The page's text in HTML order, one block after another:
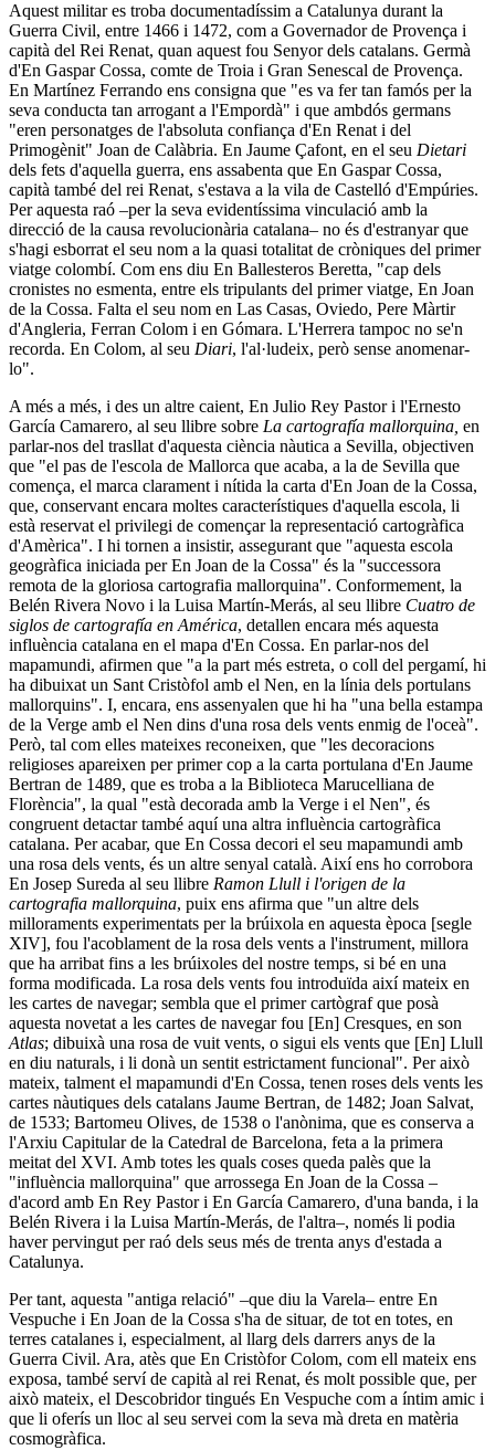
Aquest militar es troba documentadíssim a Catalunya durant la
Guerra Civil, entre 1466 i 1472, com a Governador de Provença i
capità del Rei Renat, quan aquest fou Senyor dels catalans. Germà
d'En Gaspar Cossa, comte de Troia i Gran Senescal de Provença.
En Martínez Ferrando ens consigna que "es va fer tan famós per la
seva conducta tan arrogant a l'Empordà" i que ambdós germans
"eren personatges de l'absoluta confiança d'En Renat i del
Primogènit" Joan de Calàbria. En Jaume Çafont, en el seu Dietari
dels fets d'aquella guerra, ens assabenta que En Gaspar Cossa,
capità també del rei Renat, s'estava a la vila de Castelló d'Empúries.
Per aquesta raó –per la seva evidentíssima vinculació amb la
direcció de la causa revolucionària catalana– no és d'estranyar que
s'hagi esborrat el seu nom a la quasi totalitat de cròniques del primer
viatge colombí. Com ens diu En Ballesteros Beretta, "cap dels
cronistes no esmenta, entre els tripulants del primer viatge, En Joan
de la Cossa. Falta el seu nom en Las Casas, Oviedo, Pere Màrtir
d'Angleria, Ferran Colom i en Gómara. L'Herrera tampoc no se'n
recorda. En Colom, al seu Diari, l'al·ludeix, però sense anomenar-
lo".
A més a més, i des un altre caient, En Julio Rey Pastor i l'Ernesto
García Camarero, al seu llibre sobre La cartografía mallorquina, en
parlar-nos del trasllat d'aquesta ciència nàutica a Sevilla, objectiven
que "el pas de l'escola de Mallorca que acaba, a la de Sevilla que
comença, el marca clarament i nítida la carta d'En Joan de la Cossa,
que, conservant encara moltes característiques d'aquella escola, li
està reservat el privilegi de començar la representació cartogràfica
d'Amèrica". I hi tornen a insistir, assegurant que "aquesta escola
geogràfica iniciada per En Joan de la Cossa" és la "successora
remota de la gloriosa cartografia mallorquina". Conformement, la
Belén Rivera Novo i la Luisa Martín-Merás, al seu llibre Cuatro de
siglos de cartografía en América, detallen encara més aquesta
influència catalana en el mapa d'En Cossa. En parlar-nos del
mapamundi, afirmen que "a la part més estreta, o coll del pergamí, hi
ha dibuixat un Sant Cristòfol amb el Nen, en la línia dels portulans
mallorquins". I, encara, ens assenyalen que hi ha "una bella estampa
de la Verge amb el Nen dins d'una rosa dels vents enmig de l'oceà".
Però, tal com elles mateixes reconeixen, que "les decoracions
religioses apareixen per primer cop a la carta portulana d'En Jaume
Bertran de 1489, que es troba a la Biblioteca Marucelliana de
Florència", la qual "està decorada amb la Verge i el Nen", és
congruent detactar també aquí una altra influència cartogràfica
catalana. Per acabar, que En Cossa decori el seu mapamundi amb
una rosa dels vents, és un altre senyal català. Així ens ho corrobora
En Josep Sureda al seu llibre Ramon Llull i l'origen de la
cartografia mallorquina, puix ens afirma que "un altre dels
milloraments experimentats per la brúixola en aquesta època [segle
XIV], fou l'acoblament de la rosa dels vents a l'instrument, millora
que ha arribat fins a les brúixoles del nostre temps, si bé en una
forma modificada. La rosa dels vents fou introduïda així mateix en
les cartes de navegar; sembla que el primer cartògraf que posà
aquesta novetat a les cartes de navegar fou [En] Cresques, en son
Atlas; dibuixà una rosa de vuit vents, o sigui els vents que [En] Llull
en diu naturals, i li donà un sentit estrictament funcional". Per això
mateix, talment el mapamundi d'En Cossa, tenen roses dels vents les
cartes nàutiques dels catalans Jaume Bertran, de 1482; Joan Salvat,
de 1533; Bartomeu Olives, de 1538 o l'anònima, que es conserva a
l'Arxiu Capitular de la Catedral de Barcelona, feta a la primera
meitat del XVI. Amb totes les quals coses queda palès que la
"influència mallorquina" que arrossega En Joan de la Cossa –
d'acord amb En Rey Pastor i En García Camarero, d'una banda, i la
Belén Rivera i la Luisa Martín-Merás, de l'altra–, només li podia
haver pervingut per raó dels seus més de trenta anys d'estada a
Catalunya.
Per tant, aquesta "antiga relació" –que diu la Varela– entre En
Vespuche i En Joan de la Cossa s'ha de situar, de tot en totes, en
terres catalanes i, especialment, al llarg dels darrers anys de la
Guerra Civil. Ara, atès que En Cristòfor Colom, com ell mateix ens
exposa, també serví de capità al rei Renat, és molt possible que, per
això mateix, el Descobridor tingués En Vespuche com a íntim amic i
que li oferís un lloc al seu servei com la seva mà dreta en matèria
cosmogràfica.